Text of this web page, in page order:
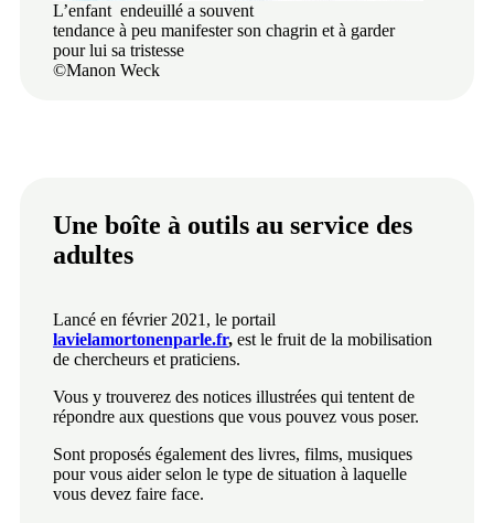
L’enfant endeuillé a souvent
tendance à peu manifester son chagrin et à garder
pour lui sa tristesse
©Manon Weck
Une boîte à outils au service des
adultes
Lancé en février 2021, le portail
lavielamortonenparle.fr, est le fruit de la mobilisation
de chercheurs et praticiens.
Vous y trouverez des notices illustrées qui tentent de
répondre aux questions que vous pouvez vous poser.
Sont proposés également des livres, films, musiques
pour vous aider selon le type de situation à laquelle
vous devez faire face.